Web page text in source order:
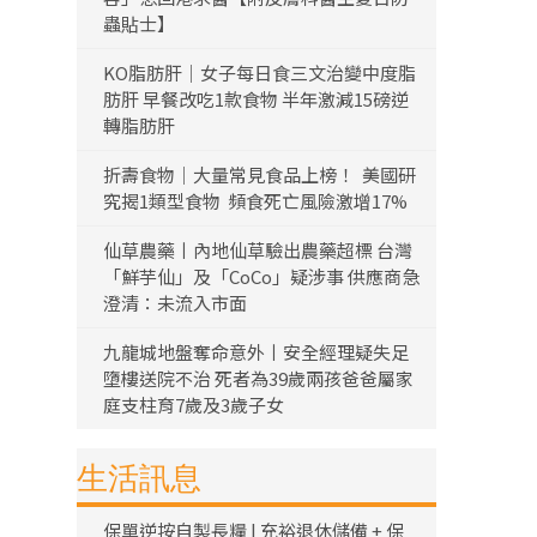
蟲貼士】
KO脂肪肝｜女子每日食三文治變中度脂
肪肝 早餐改吃1款食物 半年激減15磅逆
轉脂肪肝
折壽食物｜大量常見食品上榜！ 美國研
究揭1類型食物 頻食死亡風險激增17%
仙草農藥丨內地仙草驗出農藥超標 台灣
「鮮芋仙」及「CoCo」疑涉事 供應商急
澄清：未流入市面
九龍城地盤奪命意外丨安全經理疑失足
墮樓送院不治 死者為39歲兩孩爸爸屬家
庭支柱育7歲及3歲子女
生活訊息
保單逆按自製長糧 | 充裕退休儲備 + 保